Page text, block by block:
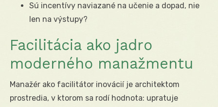
Sú incentívy naviazané na učenie a dopad, nie
len na výstupy?
Facilitácia ako jadro
moderného manažmentu
Manažér ako facilitátor inovácií je architektom
prostredia, v ktorom sa rodí hodnota: upratuje